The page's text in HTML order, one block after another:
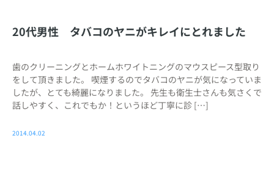
20代男性 タバコのヤニがキレイにとれました
歯のクリーニングとホームホワイトニングのマウスピース型取り
をして頂きました。 喫煙するのでタバコのヤニが気になっていま
したが、とても綺麗になりました。 先生も衛生士さんも気さくで
話しやすく、これでもか！というほど丁寧に診 […]
2014.04.02